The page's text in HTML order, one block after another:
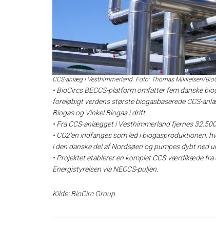
CCS-anlæg i Vesthimmerland. Foto: Thomas Mikkelsen/
• BioCircs BECCS-platform omfatter fem danske
foreløbigt verdens største biogasbaserede CCS-
Biogas og Vinkel Biogas i drift.
• Fra CCS-anlægget i Vesthimmerland fjernes
• CO2’en indfanges som led i biogasproduktionen,
i den danske del af Nordsøen og pumpes dybt ned
• Projektet etablerer en komplet CCS-værdikæde
Energistyrelsen via NECCS-puljen.
Kilde: BioCirc Group.